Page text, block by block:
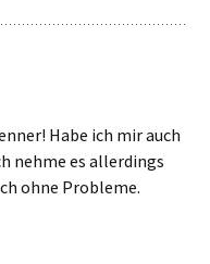
Habe ich mir auch
nehme es allerdings
ohne Probleme.